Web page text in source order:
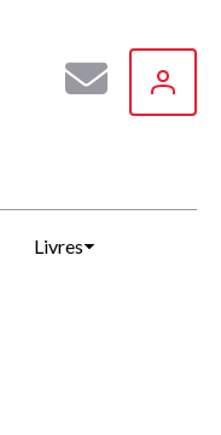
Livres